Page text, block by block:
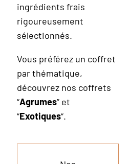
ingrédients frais
rigoureusement
sélectionnés.
Vous préférez un coffret
par thématique,
découvrez nos coffrets
“Agrumes” et
“Exotiques“.